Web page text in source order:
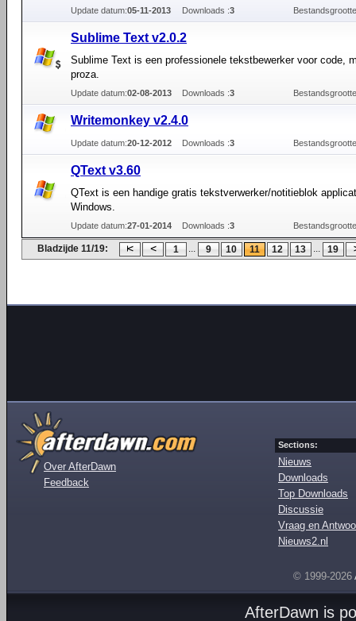
Update datum:05-11-2013 Downloads :3
Sublime Text v2.0.2
Sublime Text is een professionele tekstbewerker voor code,
proza.
Update datum:02-08-2013 Downloads :3
Writemonkey v2.4.0
Update datum:20-12-2012 Downloads :3
QText v3.60
QText is een handige gratis tekstverwerker/notitieblok
Windows.
Update datum:27-01-2014 Downloads :3
Bladzijde 11/19: 1 ... 9 10 11 12 13 ... 19
Over AfterDawn
Feedback
Sections:
Nieuws
Downloads
Top Downloads
Discussie
Vraag en
Nieuws2.nl
© 1999-2026
AfterDawn is